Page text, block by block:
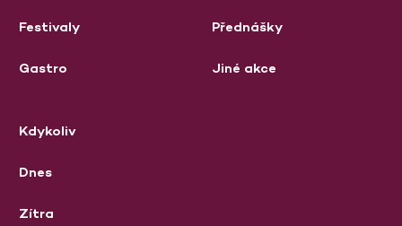
Festivaly
Gastro
Přednášky
Jiné akce
Kdykoliv
Dnes
Zítra